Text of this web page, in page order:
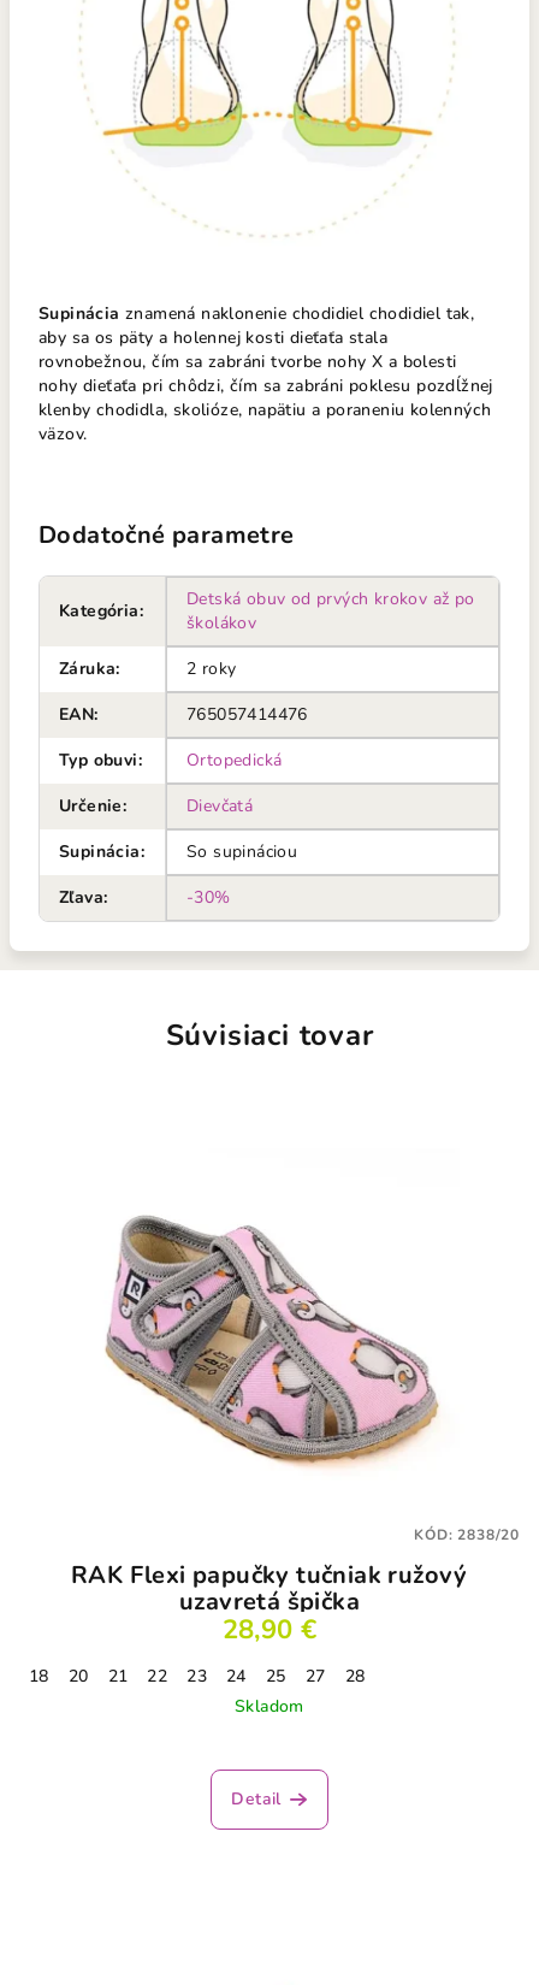
Supinácia znamená naklonenie chodidiel chodidiel tak,
aby sa os päty a holennej kosti dieťaťa stala
rovnobežnou, čím sa zabráni tvorbe nohy X a bolesti
nohy dieťaťa pri chôdzi, čím sa zabráni poklesu pozdĺžnej
klenby chodidla, skolióze, napätiu a poraneniu kolenných
väzov.
Dodatočné parametre
Kategória:
Detská obuv od prvých krokov až po
školákov
Záruka:
2 roky
EAN:
765057414476
Typ obuvi:
Ortopedická
Určenie:
Dievčatá
Supinácia:
So supináciou
Zľava: -30%
Súvisiaci tovar
RAK Flexi papučky tučniak ružový
uzavretá špička
28,90 €
18 20 21 22 23 24 25 27
28
Skladom
Detail
KÓD:2838/20